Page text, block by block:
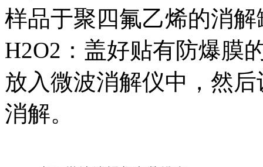
样品于聚四氟乙烯的消
H2O2：盖好贴有防爆膜
放入微波消解仪中，然
消解。